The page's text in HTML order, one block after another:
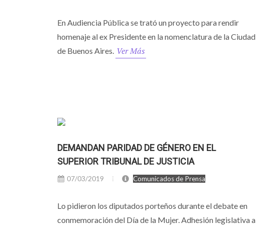
En Audiencia Pública se trató un proyecto para rendir
homenaje al ex Presidente en la nomenclatura de la Ciudad
de Buenos Aires. Ver Más
DEMANDAN PARIDAD DE GÉNERO EN EL
SUPERIOR TRIBUNAL DE JUSTICIA
07/03/2019 Comunicados de Prensa
Lo pidieron los diputados porteños durante el debate en
conmemoración del Día de la Mujer. Adhesión legislativa a